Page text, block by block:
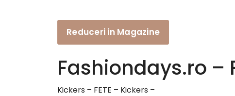
Reduceri in Magazine
Fashiondays.ro –
Kickers – FETE – Kickers –